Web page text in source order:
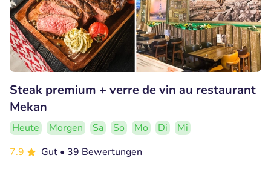
Steak premium + verre de vin au restaurant
Mekan
Heute Morgen Sa So Mo Di
Mi
7.9
Gut • 39 Bewertungen